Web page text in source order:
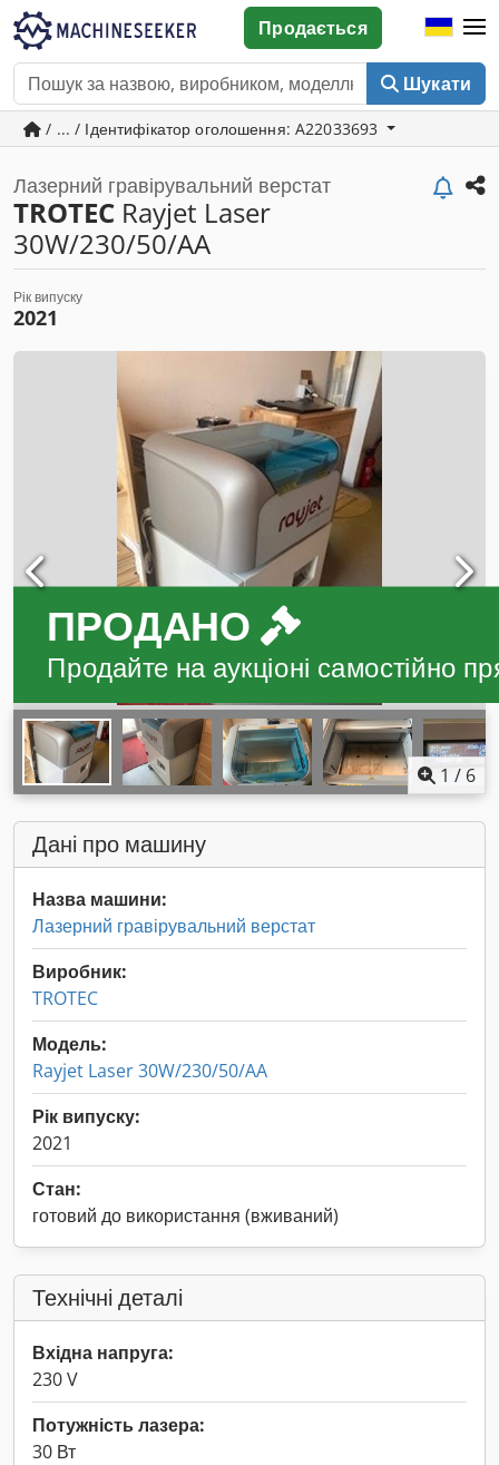
Шукати
Продається
/ ... / Ідентифікатор оголошення: A22033693
Лазерний гравірувальний верстат
TROTEC Rayjet Laser
30W/230/50/AA
Рік випуску
2021
ПРОДАНО
Продайте на аукціоні самостійно
1 / 6
Дані про машину
Назва машини:
Лазерний гравірувальний верстат
Виробник:
TROTEC
Модель:
Rayjet Laser 30W/230/50/AA
Рік випуску:
2021
Стан:
готовий до використання (вживаний)
Технічні деталі
Вхідна напруга:
230 V
Потужність лазера:
30 Вт